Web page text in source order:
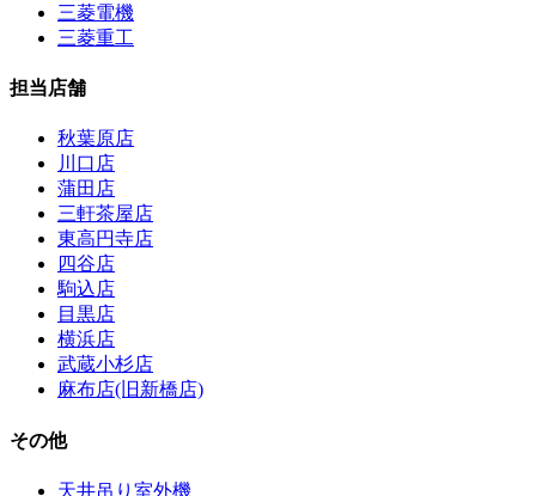
三菱電機
三菱重工
担当店舗
秋葉原店
川口店
蒲田店
三軒茶屋店
東高円寺店
四谷店
駒込店
目黒店
横浜店
武蔵小杉店
麻布店(旧新橋店)
その他
天井吊り室外機